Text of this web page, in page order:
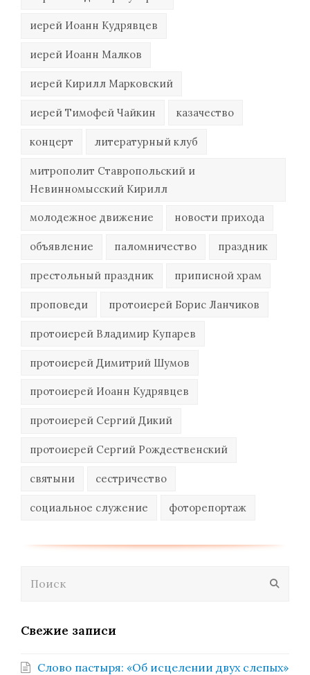
иерей Иоанн Кудрявцев
иерей Иоанн Малков
иерей Кирилл Марковский
иерей Тимофей Чайкин казачество
концерт литературный клуб
митрополит Ставропольский и
Невинномысский Кирилл
молодежное движение новости прихода
объявление паломничество праздник
престольный праздник приписной храм
проповеди протоиерей Борис Ланчиков
протоиерей Владимир Купарев
протоиерей Димитрий Шумов
протоиерей Иоанн Кудрявцев
протоиерей Сергий Дикий
протоиерей Сергий Рождественский
святыни сестричество
социальное служение фоторепортаж
Свежие записи
Слово пастыря: «Об исцелении двух слепых»